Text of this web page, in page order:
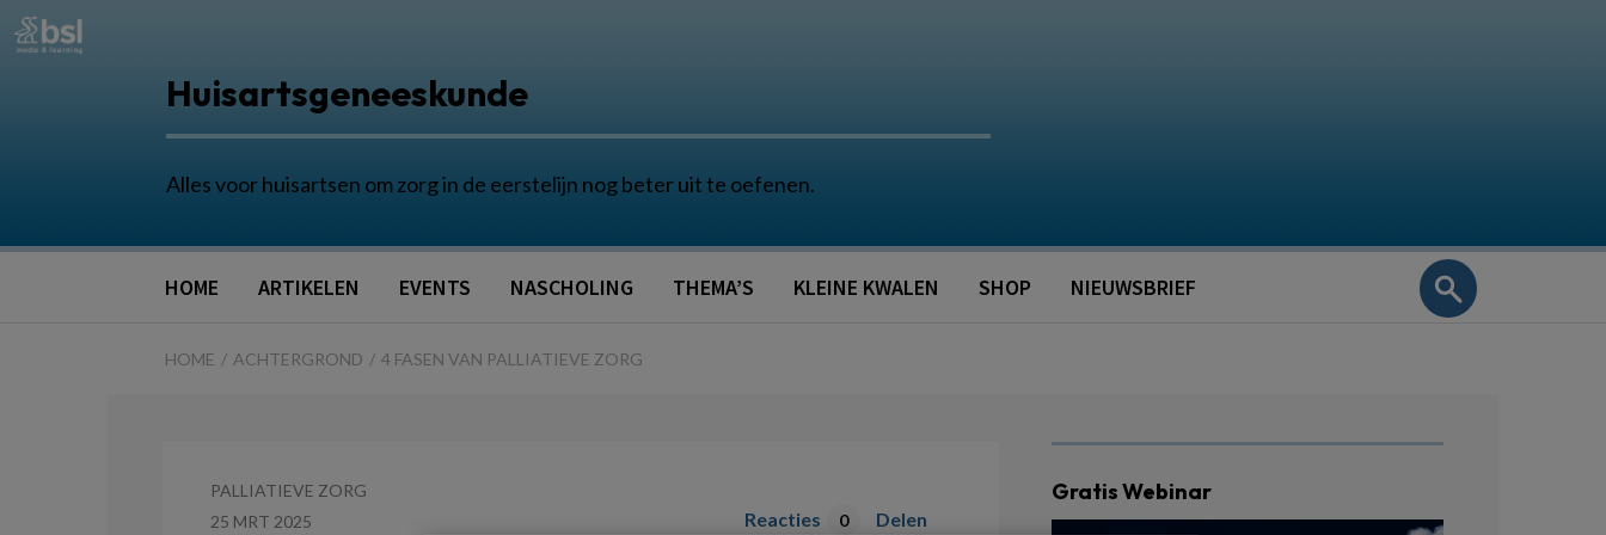
Huisartsgeneeskunde
Alles voor huisartsen om zorg in de eerstelijn nog beter uit te oefenen.
HOME ARTIKELEN EVENTS NASCHOLING THEMA’S KLEINE KWALEN SHOP NIEUWSBRIEF
HOME ACHTERGROND 4 FASEN VAN PALLIATIEVE ZORG
PALLIATIEVE ZORG
25 MRT 2025
Reacties 0 Delen
Gratis Webinar